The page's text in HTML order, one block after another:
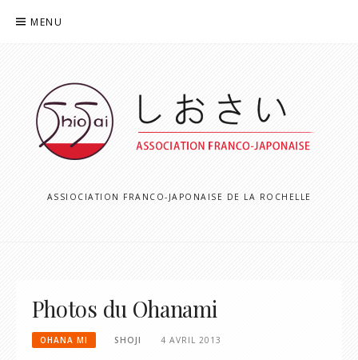
MENU
ASSIOCIATION FRANCO-JAPONAISE DE LA ROCHELLE
Photos du Ohanami
OHANA MI SHOJI 4 AVRIL 2013